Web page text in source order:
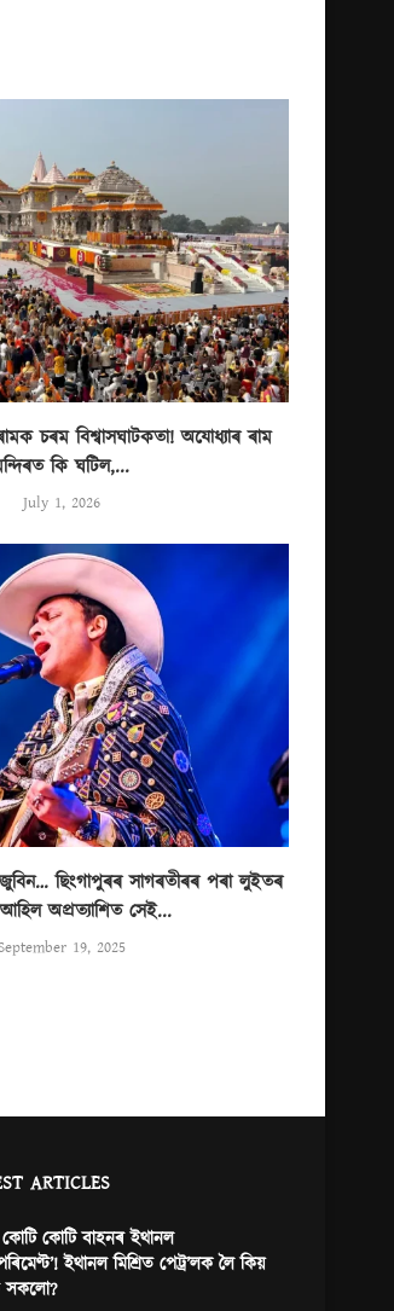
চৰম বিশ্বাসঘাটকতা! অযোধ্যাৰ ৰাম
কি ঘটিল,...
July 1, 2026
জুবিন… ছিংগাপুৰৰ সাগৰতীৰৰ পৰা লুইতৰ
অপ্ৰত্যাশিত সেই...
19, 2025
ARTICLES
কোটি বাহনৰ ইথানল
ইথানল মিশ্ৰিত পেট্ৰ’লক লৈ কিয়
সকলো?